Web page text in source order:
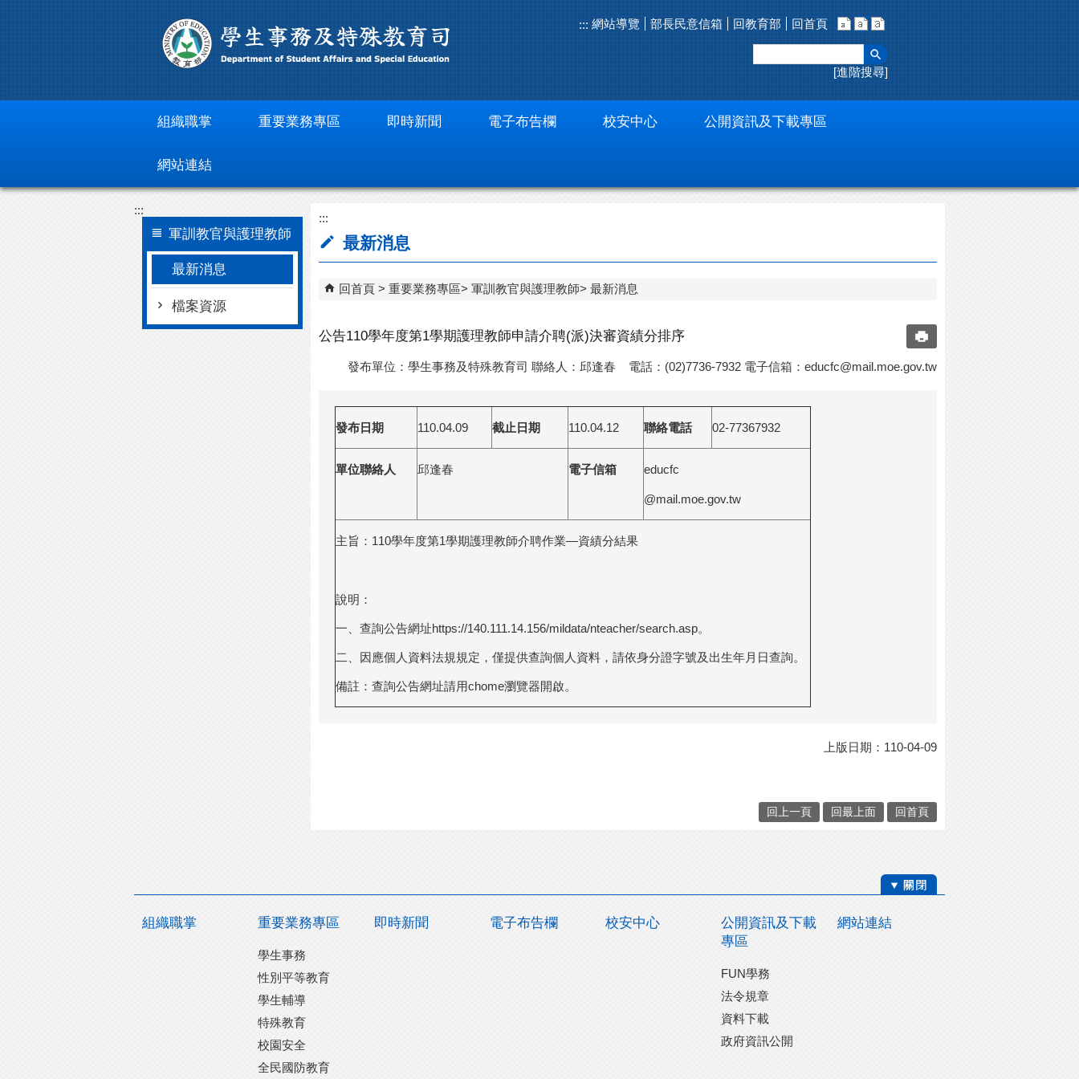
::: 網站導覽 部長民意信箱 回教育部 回首頁
進階搜尋
組織職掌 重要業務專區 即時新聞 電子布告欄 校安中心 公開資訊及下載專區
網站連結
:::
軍訓教官與護理教師
最新消息
檔案資源
:::
最新消息
回首頁 重要業務專區 軍訓教官與護理教師 最新消息
公告110學年度第1學期護理教師申請介聘(派)決審資績分排序
發布單位：學生事務及特殊教育司 聯絡人：邱逢春 電話：(02)7736-7932 電子信箱： educfc@mail.moe.gov.tw
發布日期 110.04.09 截止日期 110.04.12 聯絡電話 02-77367932
單位聯絡人 邱逢春 電子信箱 educfc
@mail.moe.gov.tw
主旨： 110學年度第1學期護理教師介聘作業—資績分結果
說明：
一、 查詢公告網址https://140.111.14.156/mildata/nteacher/search.asp。
二、 因應個人資料法規規定，僅提供查詢個人資料，請依身分證字號及出生年月日查詢。
備註：查詢公告網址請用chome瀏覽器開啟。
上版日期：110-04-09
回上一頁 回最上面 回首頁
組織職掌 重要業務專區
學生事務
性別平等教育
學生輔導
特殊教育
校園安全
全民國防教育
即時新聞 電子布告欄 校安中心
公開資訊及下載
專區
FUN學務
法令規章
資料下載
政府資訊公開
網站連結